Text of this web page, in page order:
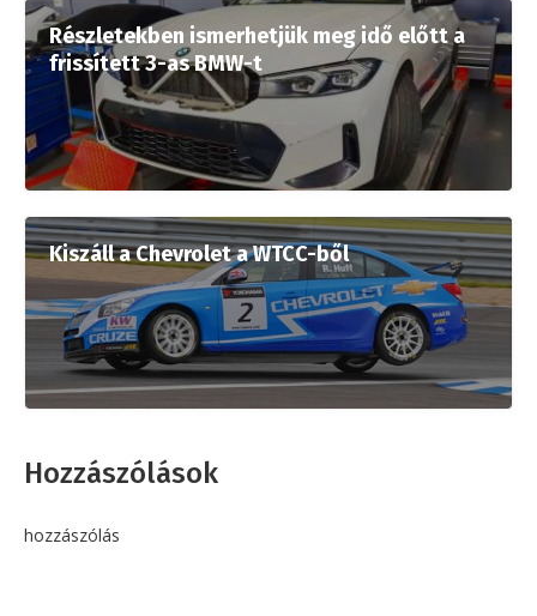
Részletekben ismerhetjük meg idő előtt a
frissített 3-as BMW-t
Kiszáll a Chevrolet a WTCC-ből
Hozzászólások
hozzászólás